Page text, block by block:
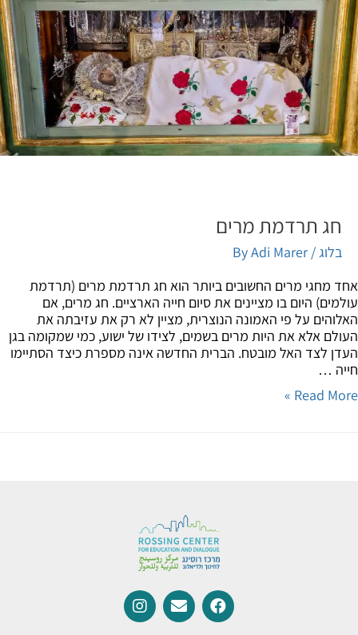
חג תרדמת מרים
בלוג/ By
Adi Marer
מחגי מרים החשובים ביותר הוא חג תרדמת מרים (תרדמת
היום בו מציינים את סיום חייה הארציים. חג מרים, אם
על פי האמונה הנוצרית, מציין לא רק את עזיבתה את
אלא את היות מרים בשמים, לצידו של ישוע, כמי שמקומה בגן
לצד האל מובטח. הברית החדשה אינה מספרת כיצד הסתיימו
…
Read